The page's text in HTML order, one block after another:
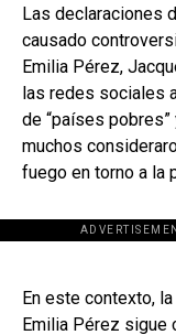
Las declaraciones
causado
Emilia Pérez,
las redes sociales
de “países pobres”
muchos
fuego en torno a la
En este contexto,
Emilia Pérez sigue